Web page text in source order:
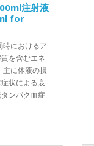
注射液
for
時におけるア
を含むエネ
主に体液の損
状による衰
ンパク血症